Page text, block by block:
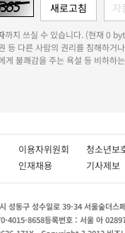
까지 쓰실 수 있습니다. (현재 0
등 다른 사람의 권리를 침해하거
게 불쾌감을 주는 욕설 등 비하하
이용자위원회 청소년
인재채용 기사
성동구 성수일로 39-34 서울숲더스
4015-8658등록번호 : 서울 아